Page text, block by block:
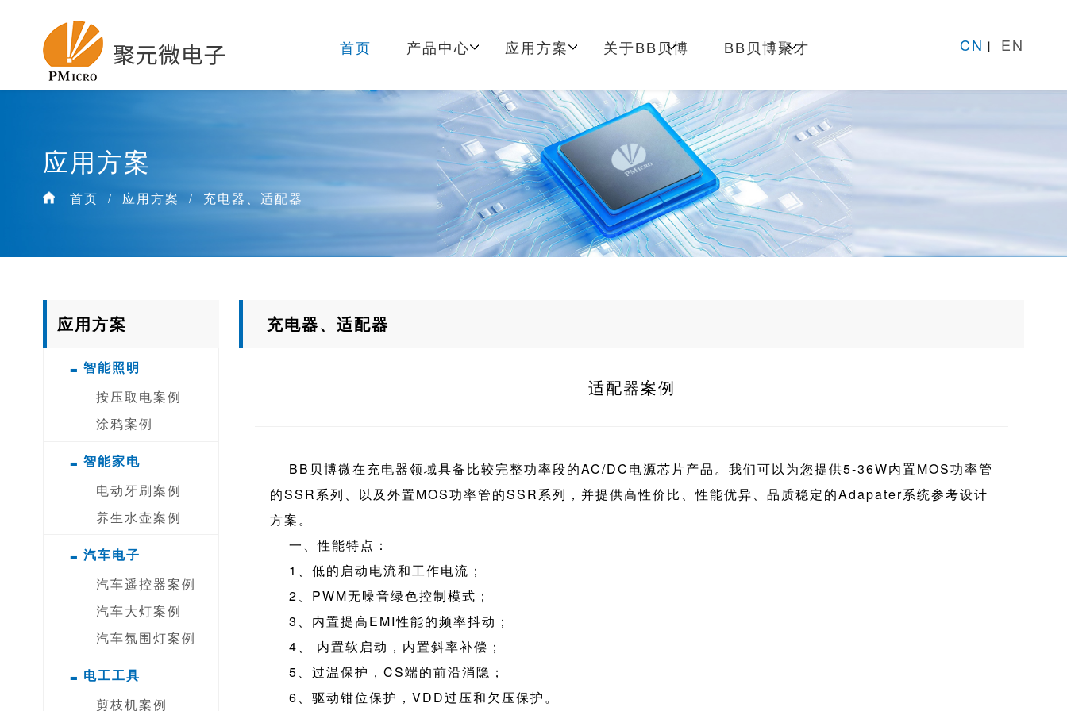
首页 产品中心 应用方案 关于BB贝博 BB贝博聚才 CN 丨 EN
应用方案
首页 / 应用方案 / 充电器、适配器
应用方案
- 智能照明
按压取电案例
涂鸦案例
- 智能家电
电动牙刷案例
养生水壶案例
- 汽车电子
汽车遥控器案例
汽车大灯案例
汽车氛围灯案例
- 电工工具
剪枝机案例
充电器、适配器
适配器案例
BB贝博微在充电器领域具备比较完整功率段的AC/DC电源芯片产品。我们可以为您提供5-36W内置MOS功率管
的SSR系列、以及外置MOS功率管的SSR系列，并提供高性价比、性能优异、品质稳定的Adapater系统参考设计
方案。
一、性能特点：
1、低的启动电流和工作电流；
2、PWM无噪音绿色控制模式；
3、内置提高EMI性能的频率抖动；
4、 内置软启动，内置斜率补偿；
5、过温保护，CS端的前沿消隐；
6、驱动钳位保护，VDD过压和欠压保护。